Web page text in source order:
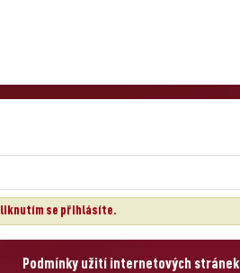
se přihlásíte.
Podmínky užití internetových stránek